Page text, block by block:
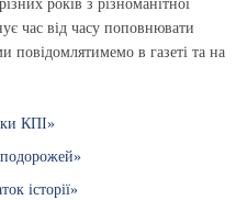
років з різноманітної
час від часу поповнювати
повідомлятимемо в газеті та на
КПІ»
історії»